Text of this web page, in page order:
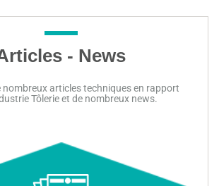
Voir les annonces
- News
nombreux articles techniques en rapport
Tôlerie et de nombreux news.